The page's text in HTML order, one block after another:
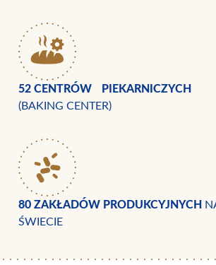
52 CENTRÓW PIEKARNICZYCH
(BAKING CENTER)
80 ZAKŁADÓW PRODUKCYJNYCH
ŚWIECIE